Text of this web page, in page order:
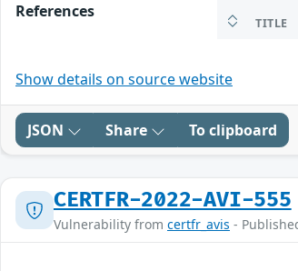
References
TITLE
Show details on source website
JSON Share To clipboard
CERTFR-2022-AVI-555
Vulnerability from certfr_avis -